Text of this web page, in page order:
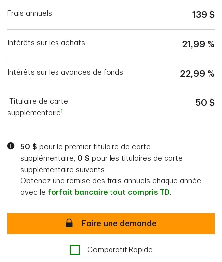
Frais annuels 139 $
Intérêts sur les achats 21,99 %
Intérêts sur les avances de fonds 22,99 %
Titulaire de carte
supplémentaire1
50 $
50 $ pour le premier titulaire de carte
supplémentaire, 0 $ pour les titulaires de carte
supplémentaire suivants.
Obtenez une remise des frais annuels chaque année
avec le forfait bancaire tout compris TD
SécuriséFaire une demande
Comparatif Rapide